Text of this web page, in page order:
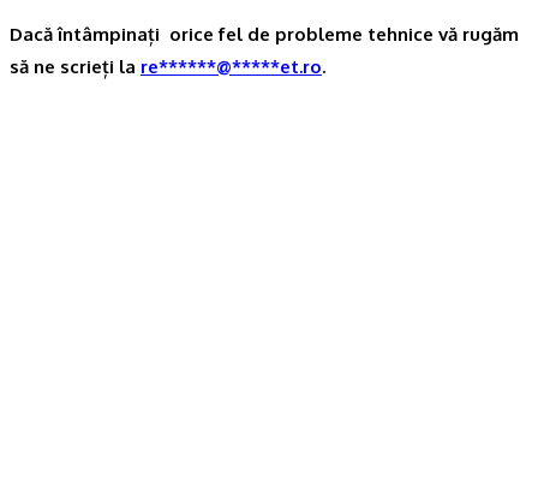
Dacă întâmpinați orice fel de probleme tehnice vă rugăm
să ne scrieți la re******@*****et.ro.